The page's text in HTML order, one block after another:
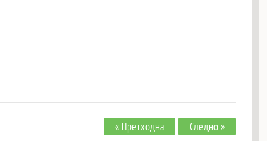
« Претходна Следно »